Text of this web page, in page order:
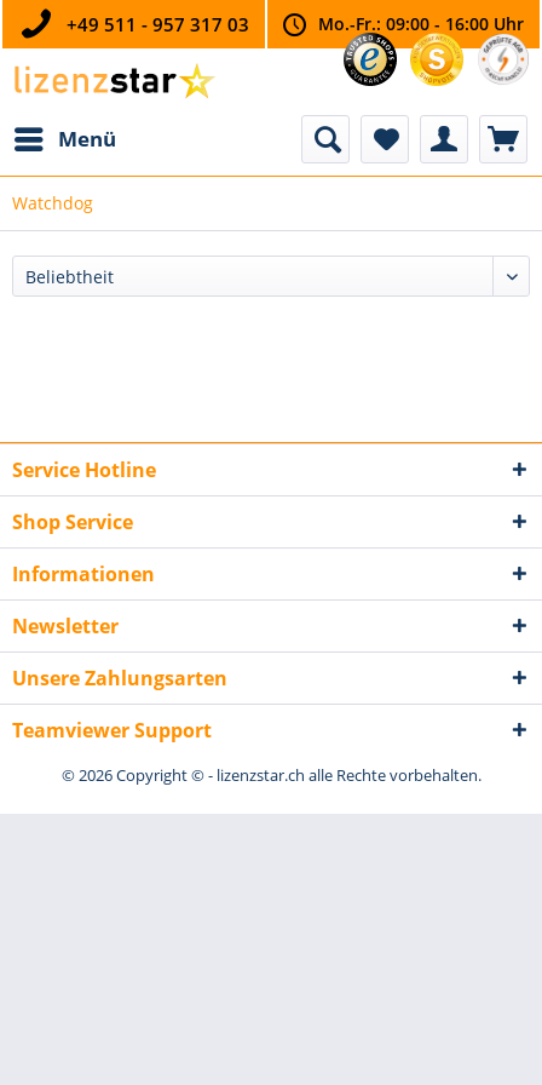
+49 511 - 957 317 03 Mo.-Fr.: 09:00 - 16:00 Uhr
Menü
Watchdog
Service Hotline
Shop Service
Informationen
Newsletter
Unsere Zahlungsarten
Teamviewer Support
© 2026 Copyright © - lizenzstar.ch alle Rechte vorbehalten.